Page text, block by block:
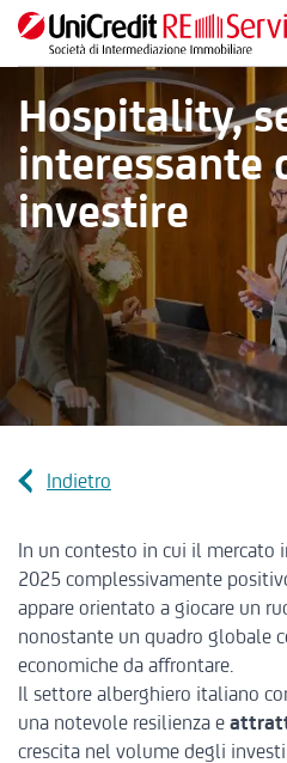
Hospitality,
interessante
investire
In un contesto in cui il mercato
2025 complessivamente
appare orientato a giocare un
nonostante un quadro globale
economiche da affrontare.
Il settore alberghiero italiano
una notevole resilienza e
crescita nel volume degli